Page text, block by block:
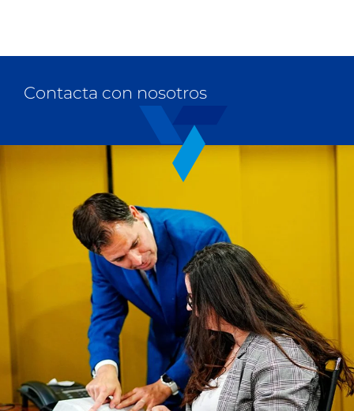
Contacta con nosotros